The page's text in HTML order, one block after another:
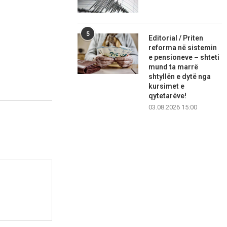
5
Editorial / Priten
reforma në sistemin
e pensioneve – shteti
mund ta marrë
shtyllën e dytë nga
kursimet e
qytetarëve!
03.08.2026 15:00